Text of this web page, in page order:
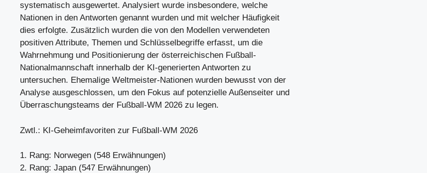
systematisch ausgewertet. Analysiert wurde insbesondere, welche
Nationen in den Antworten genannt wurden und mit welcher Häufigkeit
dies erfolgte. Zusätzlich wurden die von den Modellen verwendeten
positiven Attribute, Themen und Schlüsselbegriffe erfasst, um die
Wahrnehmung und Positionierung der österreichischen Fußball-
Nationalmannschaft innerhalb der KI-generierten Antworten zu
untersuchen. Ehemalige Weltmeister-Nationen wurden bewusst von der
Analyse ausgeschlossen, um den Fokus auf potenzielle Außenseiter und
Überraschungsteams der Fußball-WM 2026 zu legen.
Zwtl.: KI-Geheimfavoriten zur Fußball-WM 2026
1. Rang: Norwegen (548 Erwähnungen)
2. Rang: Japan (547 Erwähnungen)